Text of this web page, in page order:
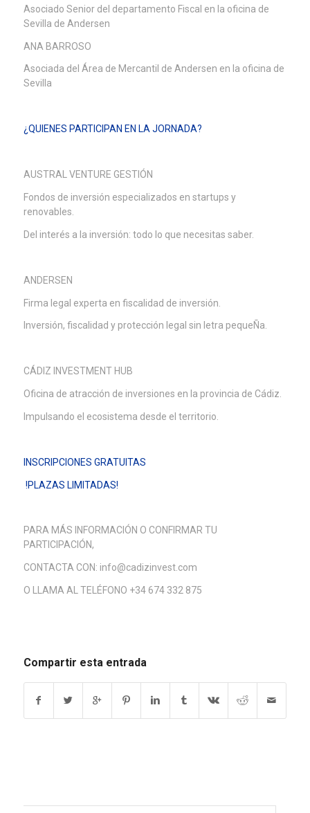
Asociado Senior del departamento Fiscal en la oficina de
Sevilla de Andersen
ANA BARROSO
Asociada del Área de Mercantil de Andersen en la oficina de
Sevilla
¿QUIENES PARTICIPAN EN LA JORNADA?
AUSTRAL VENTURE GESTIÓN
Fondos de inversión especializados en startups y
renovables.
Del interés a la inversión: todo lo que necesitas saber.
ANDERSEN
Firma legal experta en fiscalidad de inversión.
Inversión, fiscalidad y protección legal sin letra pequeÑa.
CÁDIZ INVESTMENT HUB
Oficina de atracción de inversiones en la provincia de Cádiz.
Impulsando el ecosistema desde el territorio.
INSCRIPCIONES GRATUITAS
!PLAZAS LIMITADAS!
PARA MÁS INFORMACIÓN O CONFIRMAR TU
PARTICIPACIÓN,
CONTACTA CON: info@cadizinvest.com
O LLAMA AL TELÉFONO +34 674 332 875
Compartir esta entrada